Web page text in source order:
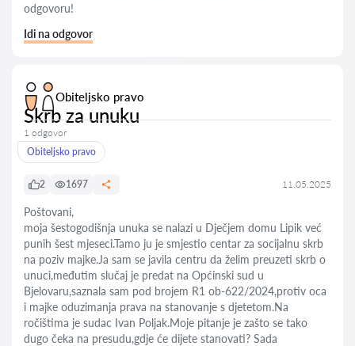
odgovoru!
Idi na odgovor
Obiteljsko pravo
Skrb za unuku
1 odgovor
Obiteljsko pravo
2 1697 11.05.2025
Poštovani,
moja šestogodišnja unuka se nalazi u Dječjem domu Lipik već
punih šest mjeseci.Tamo ju je smjestio centar za socijalnu skrb
na poziv majke.Ja sam se javila centru da želim preuzeti skrb o
unuci,međutim slučaj je predat na Općinski sud u
Bjelovaru,saznala sam pod brojem R1 ob-622/2024,protiv oca
i majke oduzimanja prava na stanovanje s djetetom.Na
ročištima je sudac Ivan Poljak.Moje pitanje je zašto se tako
dugo čeka na presudu,gdje će dijete stanovati? Sada